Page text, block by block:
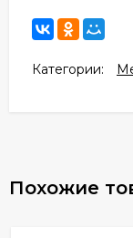
Категории:
Похожие